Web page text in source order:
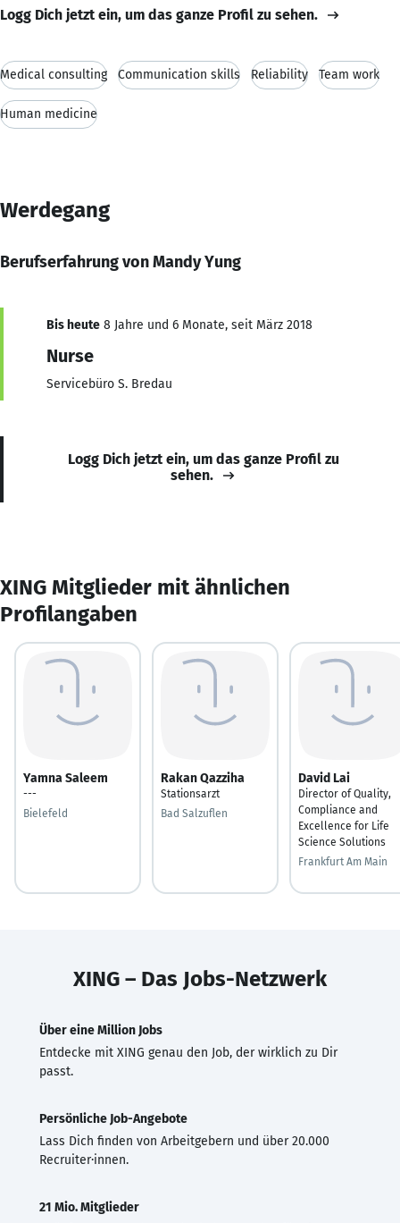
Logg Dich jetzt ein, um das ganze Profil zu sehen.
Medical consulting Communication skills Reliability Team work
Human medicine
Werdegang
Berufserfahrung von Mandy Yung
Bis heute 8 Jahre und 6 Monate, seit März 2018
Nurse
Servicebüro S. Bredau
Logg Dich jetzt ein, um das ganze Profil zu
sehen.
XING Mitglieder mit ähnlichen
Profilangaben
Yamna Saleem
---
Bielefeld
Rakan Qazziha
Stationsarzt
Bad Salzuflen
David Lai
Director of Quality,
Compliance and
Excellence for Life
Science Solutions
Frankfurt Am Main
XING – Das Jobs-Netzwerk
Über eine Million Jobs
Entdecke mit XING genau den Job, der wirklich zu Dir
passt.
Persönliche Job-Angebote
Lass Dich finden von Arbeitgebern und über 20.000
Recruiter·innen.
21 Mio. Mitglieder